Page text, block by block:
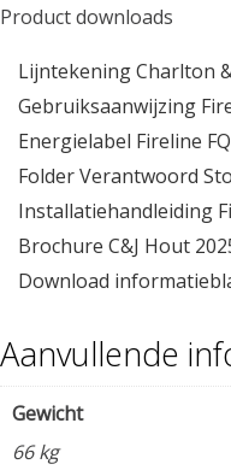
Product downloads
Lijntekening Charlton
Gebruiksaanwijzing
Energielabel Fireline
Folder Verantwoord
Installatiehandleiding
Brochure C&J Hout
Download
Aanvullende
Gewicht
66 kg